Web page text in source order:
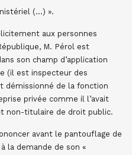
(…) ».
aux personnes
M. Pérol est
son champ d’application
(il est inspecteur des
démissionné de la fonction
privée comme il l’avait
non-titulaire de droit public.
avant le pantouflage de
la demande de son «